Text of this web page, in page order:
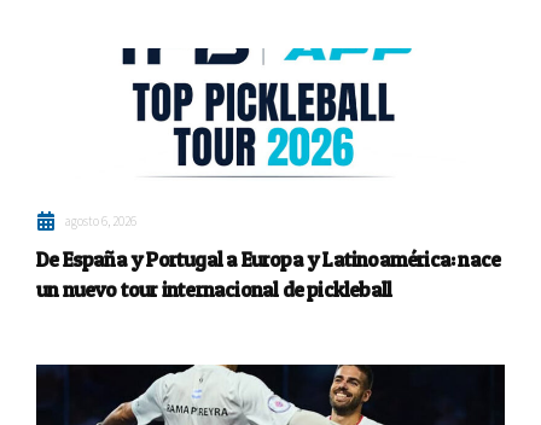
agosto 6, 2026
De España y Portugal a Europa y Latinoamérica: nace
un nuevo tour internacional de pickleball